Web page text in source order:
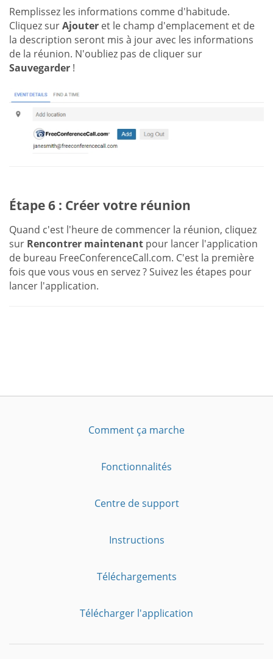
Remplissez les informations comme d'habitude.
Cliquez surAjouter et le champ d'emplacement et de
la description seront mis à jour avec les informations
de la réunion. N'oubliez pas de cliquer sur
Sauvegarder !
Étape 6 : Créer votre réunion
Quand c'est l'heure de commencer la réunion, cliquez
sur Rencontrer maintenant pour lancer l'application
de bureau FreeConferenceCall.com. C'est la première
fois que vous vous en servez ? Suivez les étapes pour
lancer l'application.
Comment ça marche
Fonctionnalités
Centre de support
Instructions
Téléchargements
Télécharger l'application